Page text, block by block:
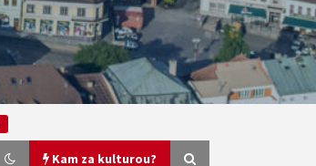
Kam za kulturou?